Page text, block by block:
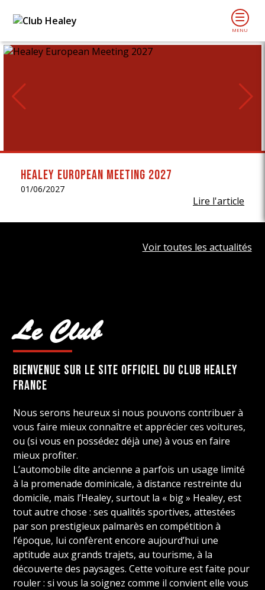
Healey European Meeting 2027
01/06/2027
Lire l'article
publications
précédentes
Voir toutes les actualités
Le Club
Bienvenue sur LE site OFFICIEL DU CLUB healey
france
Nous serons heureux si nous pouvons contribuer à
vous faire mieux connaître et apprécier ces voitures,
ou (si vous en possédez déjà une) à vous en faire
mieux profiter.
L’automobile dite ancienne a parfois un usage limité
à la promenade dominicale, à distance restreinte du
domicile, mais l’Healey, surtout la « big » Healey, est
tout autre chose : ses qualités sportives, attestées
par son prestigieux palmarès en compétition à
l’époque, lui confèrent encore aujourd’hui une
aptitude aux grands trajets, au tourisme, à la
découverte des paysages. Cette voiture est faite pour
rouler : si vous la soignez comme il convient elle vous